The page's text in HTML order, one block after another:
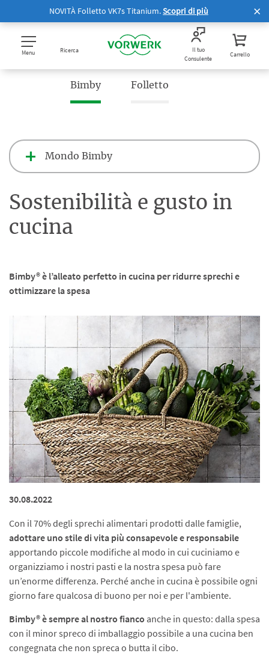
NOVITÀ Folletto VK7s Titanium.Scopri di più
Menu Ricerca
Il tuo
Consulente
Carrello
Bimby Folletto
Mondo Bimby
Sostenibilità e gusto in
cucina
Bimby® è l’alleato perfetto in cucina per ridurre sprechi e
ottimizzare la spesa
30.08.2022
Con il 70% degli sprechi alimentari prodotti dalle famiglie,
adottare uno stile di vita più consapevole e responsabile
apportando piccole modifiche al modo in cui cuciniamo e
organizziamo i nostri pasti e la nostra spesa può fare
un’enorme differenza. Perché anche in cucina è possibile ogni
giorno fare qualcosa di buono per noi e per l'ambiente.
Bimby® è sempre al nostro fianco anche in questo: dalla spesa
con il minor spreco di imballaggio possibile a una cucina ben
congegnata che non spreca o butta il cibo.